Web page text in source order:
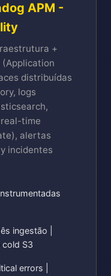
APM -
+
(Application
distribuídas
logs
time
alertas
incidentes
ingestão |
cold S3
errors |